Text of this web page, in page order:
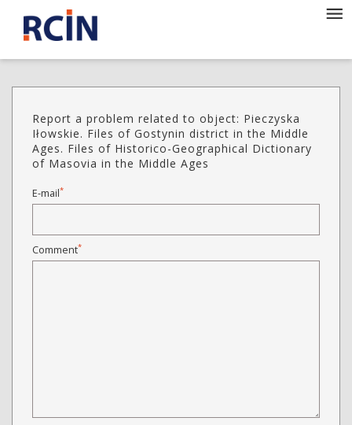
Report a problem related to object: Pieczyska
Iłowskie. Files of Gostynin district in the Middle
Ages. Files of Historico-Geographical Dictionary
of Masovia in the Middle Ages
E-mail*
Comment*